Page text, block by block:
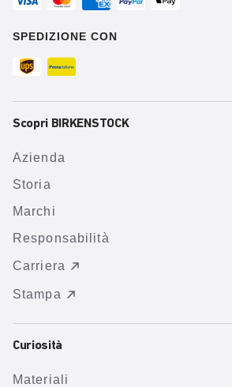
SPEDIZIONE CON
Scopri BIRKENSTOCK
Azienda
Storia
Marchi
Responsabilità
Carriera
Stampa
Curiosità
Materiali